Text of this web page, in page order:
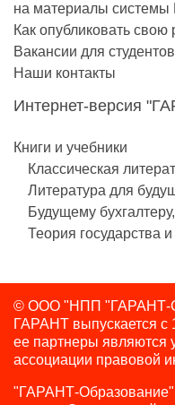
на материалы
Как опубликовать
Вакансии для
Наши контакты
Интернет-версия
Книги и учебники
Классическая
Литература для
Будущему
Теория государства
© ООО "НПП "ГАРАНТ-
ГАРАНТ выпускается с
ее партнеры являются
ассоциации правовой
"ГАРАНТ-Образование"